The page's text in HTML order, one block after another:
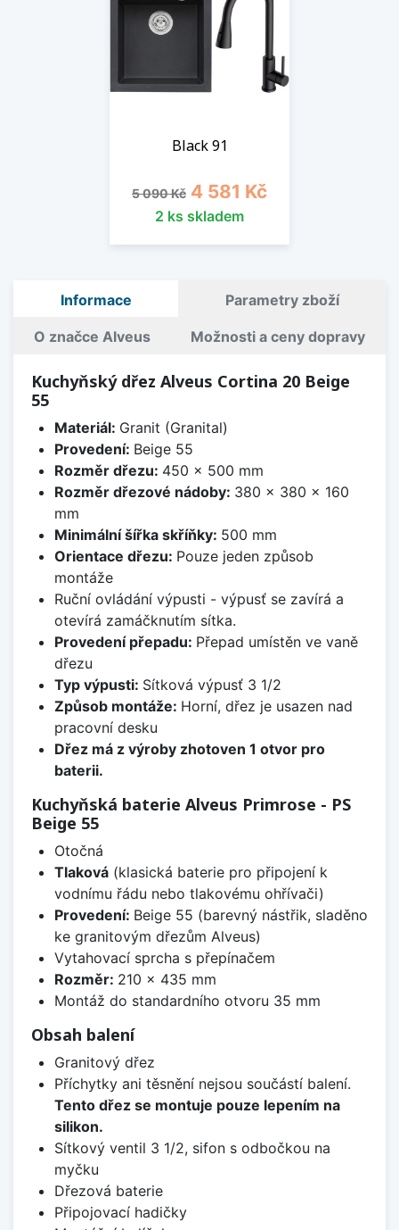
Black 91
Běžná cena
5 090 Kč Cena
4 581 Kč
2 ks skladem
Informace Parametry zboží
O značce Alveus Možnosti a ceny dopravy
Kuchyňský dřez Alveus Cortina 20 Beige
55
Materiál: Granit (Granital)
Provedení: Beige 55
Rozměr dřezu: 450 x 500 mm
Rozměr dřezové nádoby: 380 x 380 x 160
mm
Minimální šířka skříňky: 500 mm
Orientace dřezu: Pouze jeden způsob
montáže
Ruční ovládání výpusti - výpusť se zavírá a
otevírá zamáčknutím sítka.
Provedení přepadu: Přepad umístěn ve vaně
dřezu
Typ výpusti: Sítková výpusť 3 1/2
Způsob montáže: Horní, dřez je usazen nad
pracovní desku
Dřez má z výroby zhotoven 1 otvor pro
baterii.
Kuchyňská baterie Alveus Primrose - PS
Beige 55
Otočná
Tlaková(klasická baterie pro připojení k
vodnímu řádu nebo tlakovému ohřívači)
Provedení: Beige 55 (barevný nástřik, sladěno
ke granitovým dřezům Alveus)
Vytahovací sprcha s přepínačem
Rozměr: 210 x 435 mm
Montáž do standardního otvoru 35 mm
Obsah balení
Granitový dřez
Příchytky ani těsnění nejsou součástí balení.
Tento dřez se montuje pouze lepením na
silikon.
Sítkový ventil 3 1/2, sifon s odbočkou na
myčku
Dřezová baterie
Připojovací hadičky